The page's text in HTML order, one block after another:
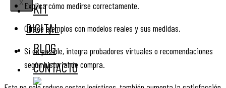
X
KIT
DIGITAL
BLOG
CONTACTO
Explica cómo medirse correctamente.
Ofrece ejemplos con modelos reales y sus medidas.
Si es posible, integra probadores virtuales o recomendaciones
según historial de compra.